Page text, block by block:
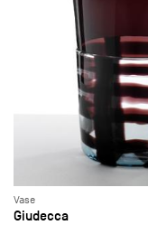
Vase
Giudecca